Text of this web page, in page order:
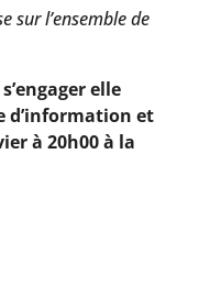
sur l’ensemble de
elle
d’information et
à 20h00 à la